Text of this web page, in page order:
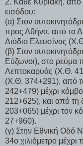
2. Κάθε Κυριακή,
εισόδου:
(α) Στον
προς Αθήνα, από τα
Διόδια Ελευσίνας
(β) Στον
Εύζωνοι), στο ρεύμα
Λεπτοκαρυάς (Χ.Θ.
(Χ.Θ. 374+291), από
242+479) μέχρι
212+625), και από
203+065) μέχρι τον
27+960).
(γ) Στην Εθνική Οδό
34ο χιλιόμετρο